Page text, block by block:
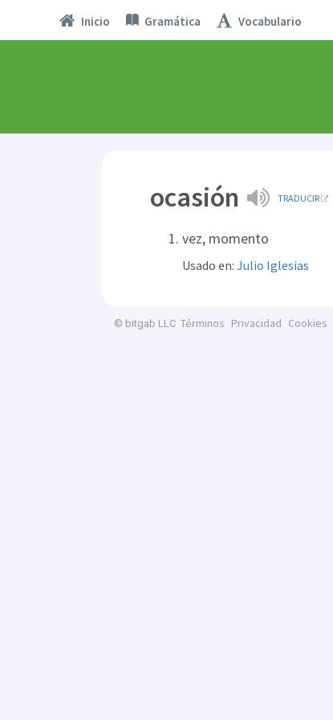
Inicio Gramática Vocabulario
ocasión TRADUCIR
vez, momento
Usado en: Julio Iglesias
© bitgab LLC Términos Privacidad Cookies